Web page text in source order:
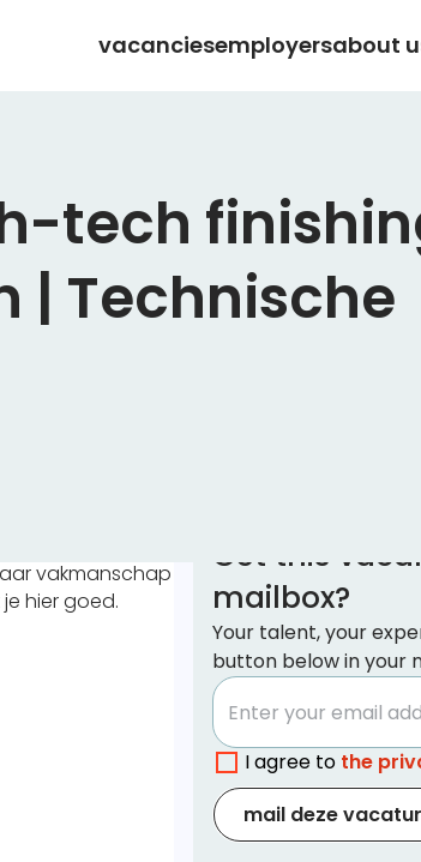
vacanciesemployersabout
tech
| Technische
vakmanschap
hier goed.
Get this
mailbox?
Your talent, your
button below in your
I agree to the
mail deze